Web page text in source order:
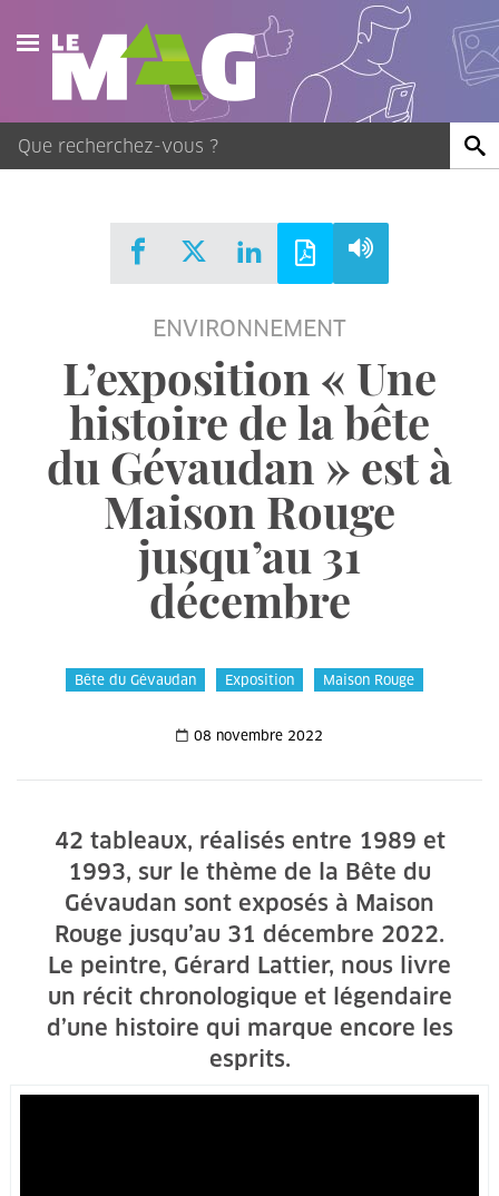
Actualités
Agenda
Publications
ENVIRONNEMENT
L’exposition « Une
histoire de la bête
du Gévaudan » est à
Maison Rouge
jusqu’au 31
décembre
Bête du Gévaudan Exposition Maison Rouge
08 novembre 2022
42 tableaux, réalisés entre 1989 et
1993, sur le thème de la Bête du
Gévaudan sont exposés à Maison
Rouge jusqu’au 31 décembre 2022.
Le peintre, Gérard Lattier, nous livre
un récit chronologique et légendaire
d’une histoire qui marque encore les
esprits.